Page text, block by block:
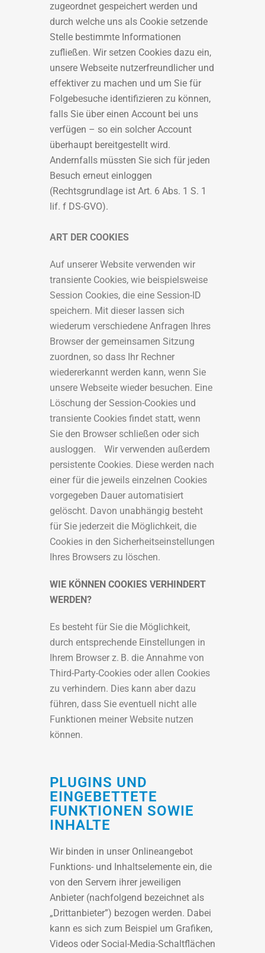
zugeordnet gespeichert werden und
durch welche uns als Cookie setzende
Stelle bestimmte Informationen
zufließen. Wir setzen Cookies dazu ein,
unsere Webseite nutzerfreundlicher und
effektiver zu machen und um Sie für
Folgebesuche identifizieren zu können,
falls Sie über einen Account bei uns
verfügen – so ein solcher Account
überhaupt bereitgestellt wird.
Andernfalls müssten Sie sich für jeden
Besuch erneut einloggen
(Rechtsgrundlage ist Art. 6 Abs. 1 S. 1
lif. f DS-GVO).
ART DER COOKIES
Auf unserer Website verwenden wir
transiente Cookies, wie beispielsweise
Session Cookies, die eine Session-ID
speichern. Mit dieser lassen sich
wiederum verschiedene Anfragen Ihres
Browser der gemeinsamen Sitzung
zuordnen, so dass Ihr Rechner
wiedererkannt werden kann, wenn Sie
unsere Webseite wieder besuchen. Eine
Löschung der Session-Cookies und
transiente Cookies findet statt, wenn
Sie den Browser schließen oder sich
ausloggen. Wir verwenden außerdem
persistente Cookies. Diese werden nach
einer für die jeweils einzelnen Cookies
vorgegeben Dauer automatisiert
gelöscht. Davon unabhängig besteht
für Sie jederzeit die Möglichkeit, die
Cookies in den Sicherheitseinstellungen
Ihres Browsers zu löschen.
WIE KÖNNEN COOKIES VERHINDERT
WERDEN?
Es besteht für Sie die Möglichkeit,
durch entsprechende Einstellungen in
Ihrem Browser z. B. die Annahme von
Third-Party-Cookies oder allen Cookies
zu verhindern. Dies kann aber dazu
führen, dass Sie eventuell nicht alle
Funktionen meiner Website nutzen
können.
PLUGINS UND
EINGEBETTETE
FUNKTIONEN SOWIE
INHALTE
Wir binden in unser Onlineangebot
Funktions- und Inhaltselemente ein, die
von den Servern ihrer jeweiligen
Anbieter (nachfolgend bezeichnet als
„Drittanbieter”) bezogen werden. Dabei
kann es sich zum Beispiel um Grafiken,
Videos oder Social-Media-Schaltflächen